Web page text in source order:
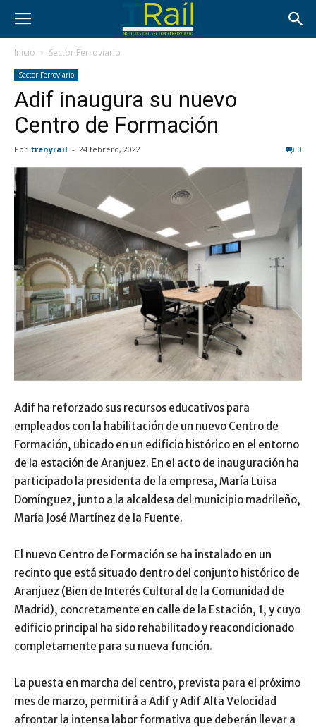
Inicio Sector Ferroviario
Sector Ferroviario
Adif inaugura su nuevo
Centro de Formación
Por trenyrail - 24 febrero, 2022 0
Adif ha reforzado sus recursos educativos para
empleados con la habilitación de un nuevo Centro de
Formación, ubicado en un edificio histórico en el entorno
de la estación de Aranjuez. En el acto de inauguración ha
participado la presidenta de la empresa, María Luisa
Domínguez, junto a la alcaldesa del municipio madrileño,
María José Martínez de la Fuente.
El nuevo Centro de Formación se ha instalado en un
recinto que está situado dentro del conjunto histórico de
Aranjuez (Bien de Interés Cultural de la Comunidad de
Madrid), concretamente en calle de la Estación, 1, y cuyo
edificio principal ha sido rehabilitado y reacondicionado
completamente para su nueva función.
La puesta en marcha del centro, prevista para el próximo
mes de marzo, permitirá a Adif y Adif Alta Velocidad
afrontar la intensa labor formativa que deberán llevar a